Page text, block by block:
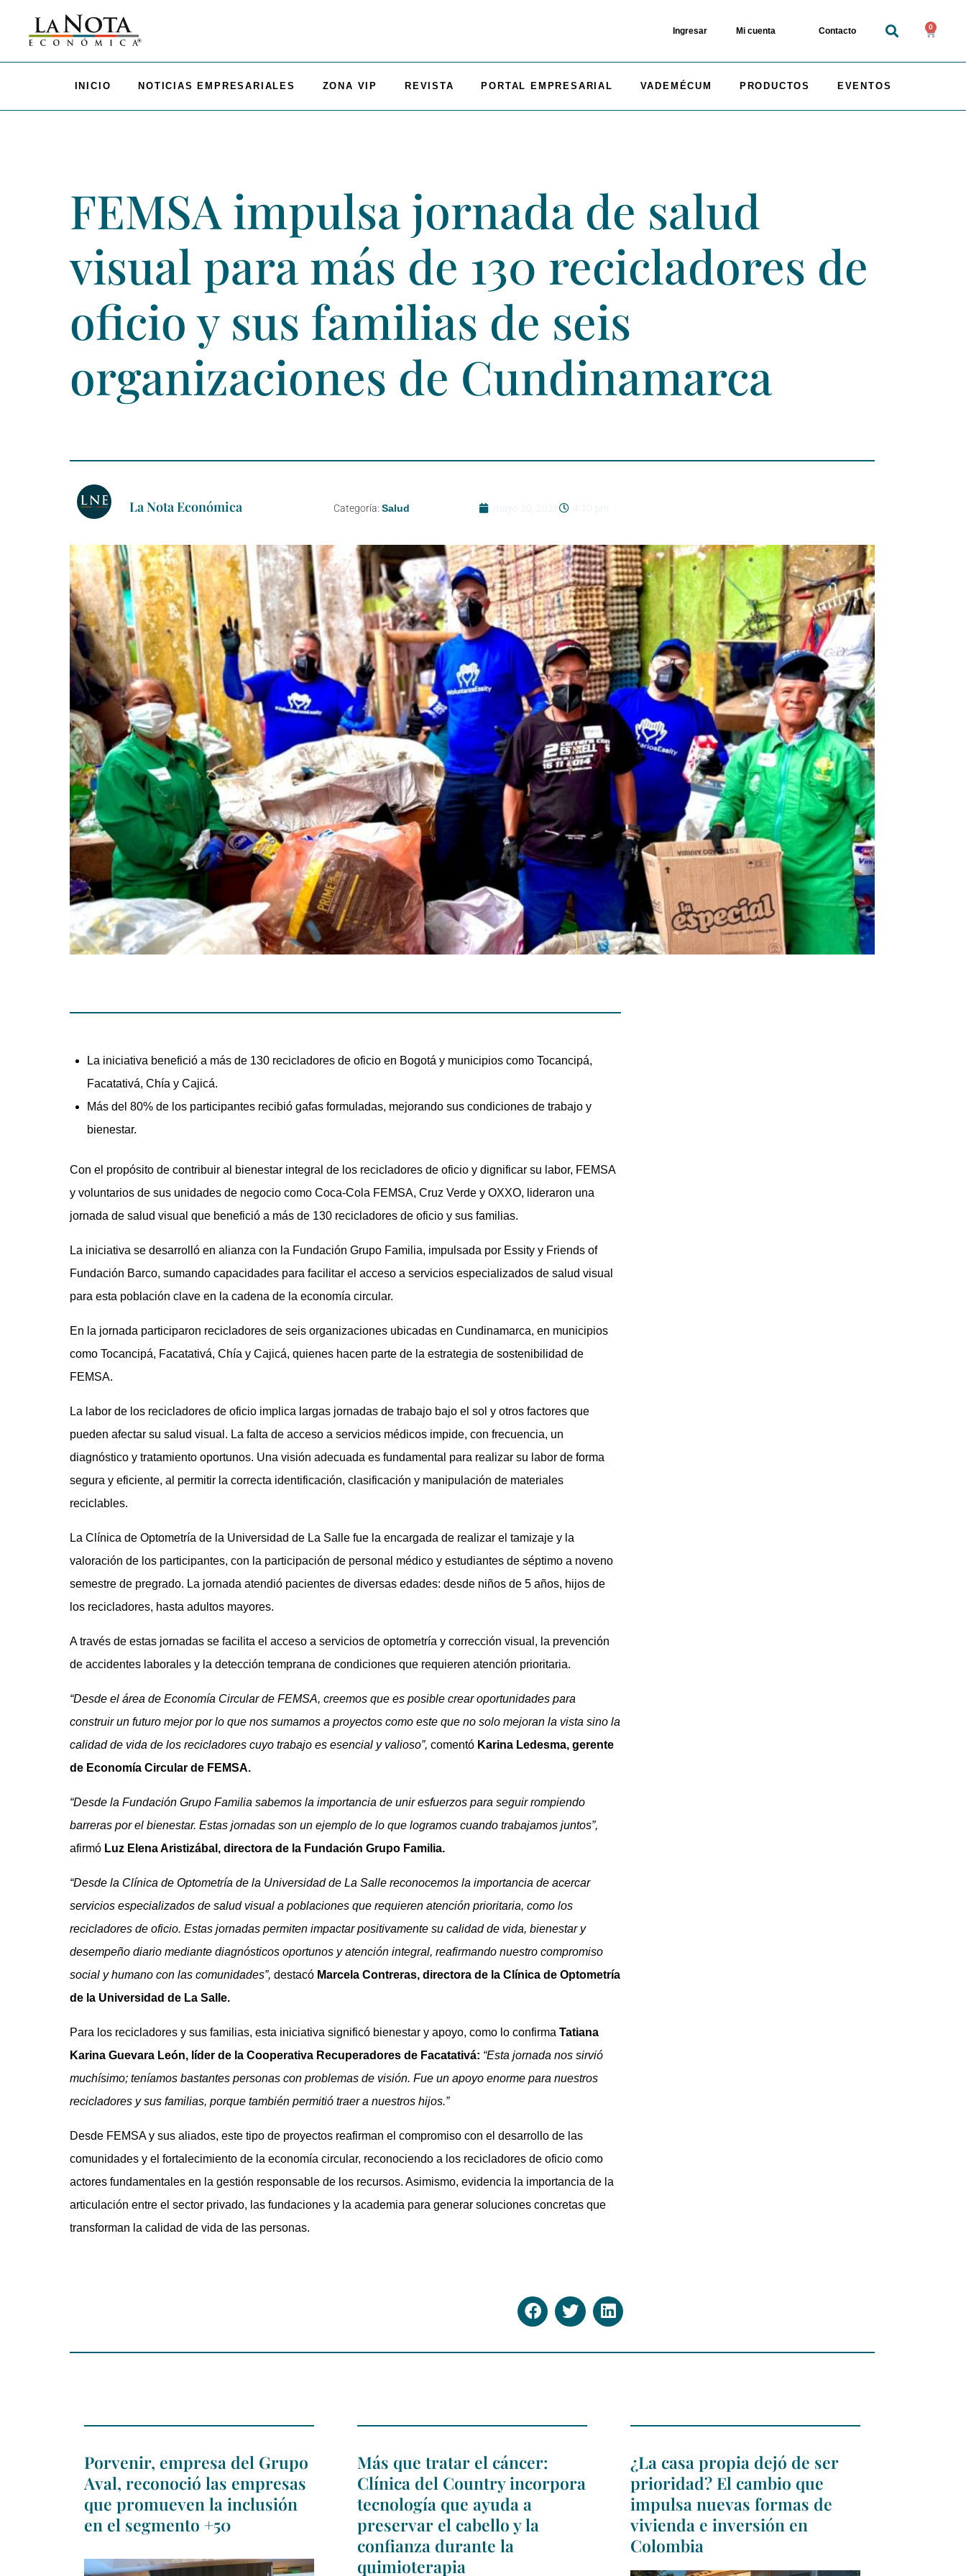
Ingresar Mi cuenta Contacto 0
INICIO NOTICIAS EMPRESARIALES ZONA VIP REVISTA PORTAL EMPRESARIAL VADEMÉCUM PRODUCTOS EVENTOS
FEMSA impulsa jornada de salud
visual para más de 130 recicladores de
oficio y sus familias de seis
organizaciones de Cundinamarca
La Nota Económica Categoría: Salud
La iniciativa benefició a más de 130 recicladores de oficio en Bogotá y municipios como Tocancipá,
Facatativá, Chía y Cajicá.
Más del 80% de los participantes recibió gafas formuladas, mejorando sus condiciones de trabajo y
bienestar.
Con el propósito de contribuir al bienestar integral de los recicladores de oficio y dignificar su labor, FEMSA
y voluntarios de sus unidades de negocio como Coca-Cola FEMSA, Cruz Verde y OXXO, lideraron una
jornada de salud visual que benefició a más de 130 recicladores de oficio y sus familias.
La iniciativa se desarrolló en alianza con la Fundación Grupo Familia, impulsada por Essity y Friends of
Fundación Barco, sumando capacidades para facilitar el acceso a servicios especializados de salud visual
para esta población clave en la cadena de la economía circular.
En la jornada participaron recicladores de seis organizaciones ubicadas en Cundinamarca, en municipios
como Tocancipá, Facatativá, Chía y Cajicá, quienes hacen parte de la estrategia de sostenibilidad de
FEMSA.
La labor de los recicladores de oficio implica largas jornadas de trabajo bajo el sol y otros factores que
pueden afectar su salud visual. La falta de acceso a servicios médicos impide, con frecuencia, un
diagnóstico y tratamiento oportunos. Una visión adecuada es fundamental para realizar su labor de forma
segura y eficiente, al permitir la correcta identificación, clasificación y manipulación de materiales
reciclables.
La Clínica de Optometría de la Universidad de La Salle fue la encargada de realizar el tamizaje y la
valoración de los participantes, con la participación de personal médico y estudiantes de séptimo a noveno
semestre de pregrado. La jornada atendió pacientes de diversas edades: desde niños de 5 años, hijos de
los recicladores, hasta adultos mayores.
A través de estas jornadas se facilita el acceso a servicios de optometría y corrección visual, la prevención
de accidentes laborales y la detección temprana de condiciones que requieren atención prioritaria.
“Desde el área de Economía Circular de FEMSA, creemos que es posible crear oportunidades para
construir un futuro mejor por lo que nos sumamos a proyectos como este que no solo mejoran la vista sino la
calidad de vida de los recicladores cuyo trabajo es esencial y valioso”, comentó Karina Ledesma, gerente
de Economía Circular de FEMSA.
“Desde la Fundación Grupo Familia sabemos la importancia de unir esfuerzos para seguir rompiendo
barreras por el bienestar. Estas jornadas son un ejemplo de lo que logramos cuando trabajamos juntos”,
afirmó Luz Elena Aristizábal, directora de la Fundación Grupo Familia.
“Desde la Clínica de Optometría de la Universidad de La Salle reconocemos la importancia de acercar
servicios especializados de salud visual a poblaciones que requieren atención prioritaria, como los
recicladores de oficio. Estas jornadas permiten impactar positivamente su calidad de vida, bienestar y
desempeño diario mediante diagnósticos oportunos y atención integral, reafirmando nuestro compromiso
social y humano con las comunidades”, destacó Marcela Contreras, directora de la Clínica de Optometría
de la Universidad de La Salle.
Para los recicladores y sus familias, esta iniciativa significó bienestar y apoyo, como lo confirma Tatiana
Karina Guevara León, líder de la Cooperativa Recuperadores de Facatativá: “Esta jornada nos sirvió
muchísimo; teníamos bastantes personas con problemas de visión. Fue un apoyo enorme para nuestros
recicladores y sus familias, porque también permitió traer a nuestros hijos.”
Desde FEMSA y sus aliados, este tipo de proyectos reafirman el compromiso con el desarrollo de las
comunidades y el fortalecimiento de la economía circular, reconociendo a los recicladores de oficio como
actores fundamentales en la gestión responsable de los recursos. Asimismo, evidencia la importancia de la
articulación entre el sector privado, las fundaciones y la academia para generar soluciones concretas que
transforman la calidad de vida de las personas.
Porvenir, empresa del Grupo
Aval, reconoció las empresas
que promueven la inclusión
en el segmento +50
Más que tratar el cáncer:
Clínica del Country incorpora
tecnología que ayuda a
preservar el cabello y la
confianza durante la
quimioterapia
¿La casa propia dejó de ser
prioridad? El cambio que
impulsa nuevas formas de
vivienda e inversión en
Colombia